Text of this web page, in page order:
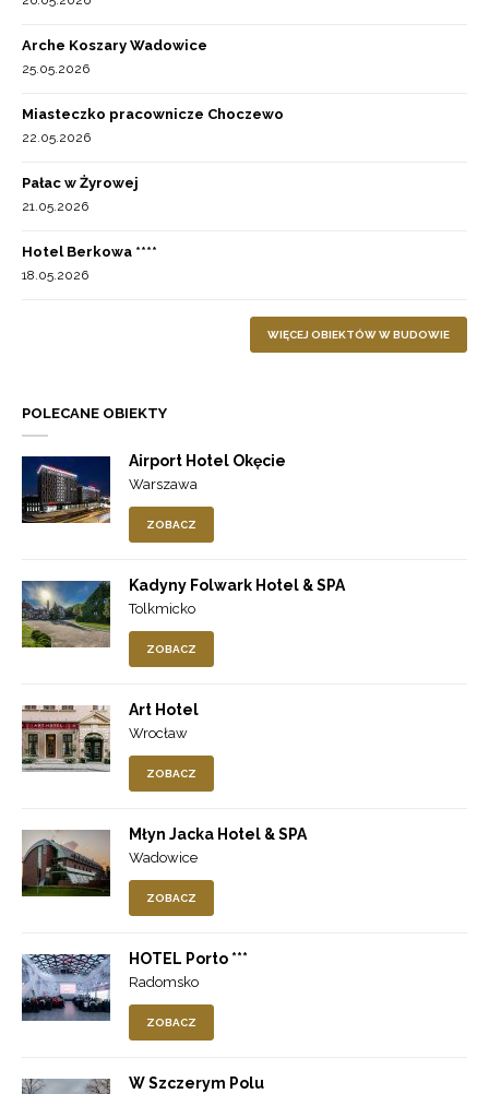
Arche Koszary Wadowice
25.05.2026
Miasteczko pracownicze Choczewo
22.05.2026
Pałac w Żyrowej
21.05.2026
Hotel Berkowa ****
18.05.2026
WIĘCEJ OBIEKTÓW W BUDOWIE
POLECANE OBIEKTY
Airport Hotel Okęcie
Warszawa
ZOBACZ
Kadyny Folwark Hotel & SPA
Tolkmicko
ZOBACZ
Art Hotel
Wrocław
ZOBACZ
Młyn Jacka Hotel & SPA
Wadowice
ZOBACZ
HOTEL Porto ***
Radomsko
ZOBACZ
W Szczerym Polu